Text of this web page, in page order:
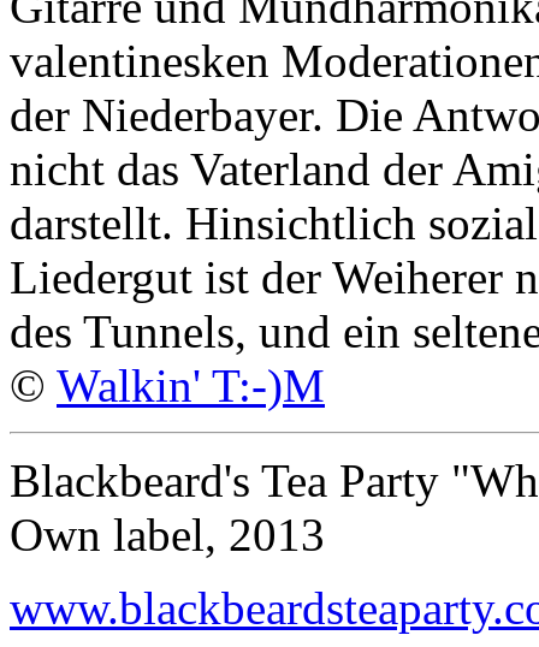
valentinesken
der Niederbayer. Die
nicht das Vaterland der
darstellt. Hinsichtlich
Liedergut ist der Weiherer
des Tunnels, und ein
© Walkin' T:-)M
Blackbeard's Tea Party
Own label, 2013